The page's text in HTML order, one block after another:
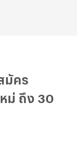
มัคร
ม่ ถึง 30